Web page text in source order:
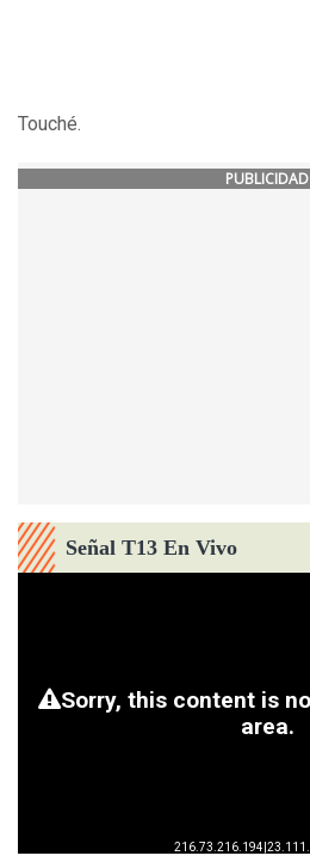
Touché.
PUBLICIDAD
Señal T13 En Vivo